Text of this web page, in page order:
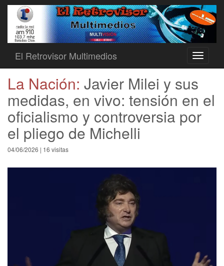
Toggle
El Retrovisor Multimedios
La Nación: Javier Milei y sus
medidas, en vivo: tensión en el
oficialismo y controversia por
el pliego de Michelli
04/06/2026 | 16 visitas